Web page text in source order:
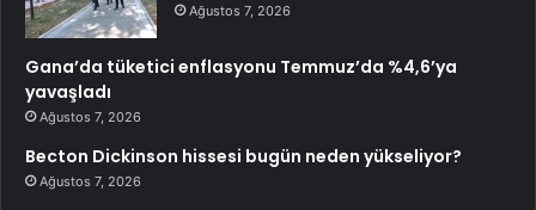
Ağustos 7, 2026
Gana’da tüketici enflasyonu Temmuz’da %4,6’ya
yavaşladı
Ağustos 7, 2026
Becton Dickinson hissesi bugün neden yükseliyor?
Ağustos 7, 2026